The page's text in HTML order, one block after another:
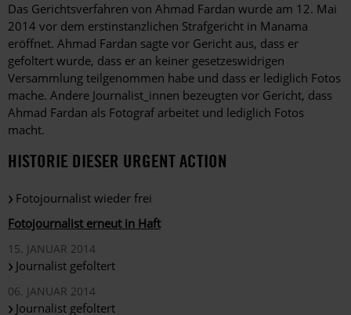
Das Gerichtsverfahren von Ahmad Fardan wurde am 12. Mai
2014 vor dem erstinstanzlichen Strafgericht in Manama
eröffnet. Ahmad Fardan sagte vor Gericht aus, dass er
gefoltert wurde, dass er an keiner gesetzeswidrigen
Versammlung teilgenommen habe und dass er lediglich Fotos
mache. Andere Journalist_innen bezeugten vor Gericht, dass
Ahmad Fardan als Fotograf arbeitet und lediglich Fotos
macht.
HISTORIE DIESER URGENT ACTION
Fotojournalist wieder frei
Fotojournalist erneut in Haft
15. JANUAR 2014
Journalist gefoltert
06. JANUAR 2014
Journalist gefoltert